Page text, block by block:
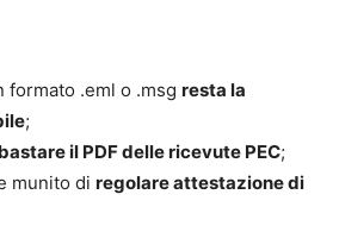
formato .eml o .msg resta la
;
il PDF delle ricevute PEC;
munito di regolare attestazione di